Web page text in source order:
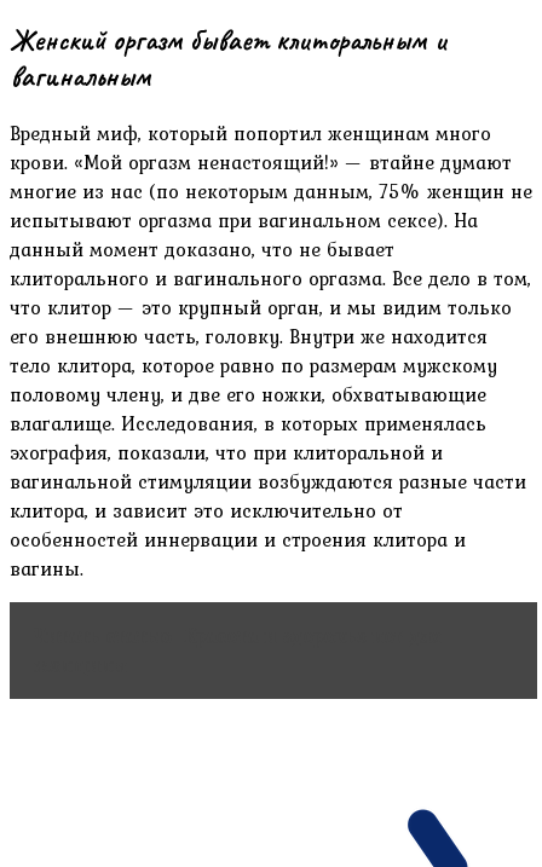
Женский оргазм бывает клиторальным и
вагинальным
Вредный миф, который попортил женщинам много
крови. «Мой оргазм ненастоящий!» — втайне думают
многие из нас (по некоторым данным, 75% женщин не
испытывают оргазма при вагинальном сексе). На
данный момент доказано, что не бывает
клиторального и вагинального оргазма. Все дело в том,
что клитор — это крупный орган, и мы видим только
его внешнюю часть, головку. Внутри же находится
тело клитора, которое равно по размерам мужскому
половому члену, и две его ножки, обхватывающие
влагалище. Исследования, в которых применялась
эхография, показали, что при клиторальной и
вагинальной стимуляции возбуждаются разные части
клитора, и зависит это исключительно от
особенностей иннервации и строения клитора и
вагины.